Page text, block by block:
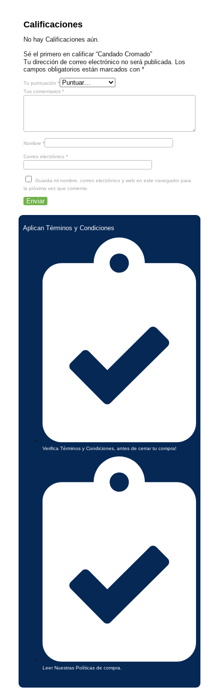
Calificaciones
No hay Calificaciones aún.
Sé el primero en calificar “Candado Cromado”
Tu dirección de correo electrónico no será publicada.
Los
campos obligatorios están marcados con *
Tu puntuación *
Tus comentarios *
Nombre *
Correo electrónico *
Guarda mi nombre, correo electrónico y web en este navegador para
la próxima vez que comente.
Aplican Términos y Condiciones
Verifica Términos y Condiciones, antes de cerrar tu compra!
Leer Nuestras Políticas de compra.